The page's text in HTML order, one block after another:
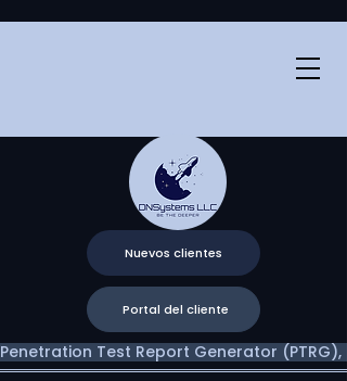
Nuevos clientes
Portal del cliente
Penetration Test Report Generator